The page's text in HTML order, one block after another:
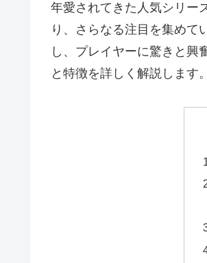
年愛されてきた人気シリー
り、さらなる注目を集めて
し、プレイヤーに驚きと興
と特徴を詳しく解説します。